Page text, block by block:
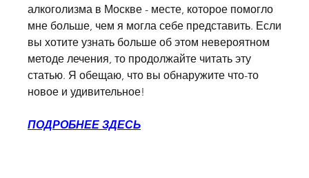
алкоголизма в Москве - месте, которое помогло
мне больше, чем я могла себе представить. Если
вы хотите узнать больше об этом невероятном
методе лечения, то продолжайте читать эту
статью. Я обещаю, что вы обнаружите что-то
новое и удивительное!
ПОДРОБНЕЕ ЗДЕСЬ